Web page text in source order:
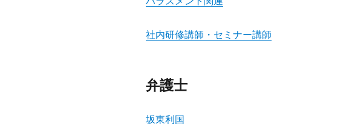
社内研修講師・セミナー講師
弁護士
坂東利国